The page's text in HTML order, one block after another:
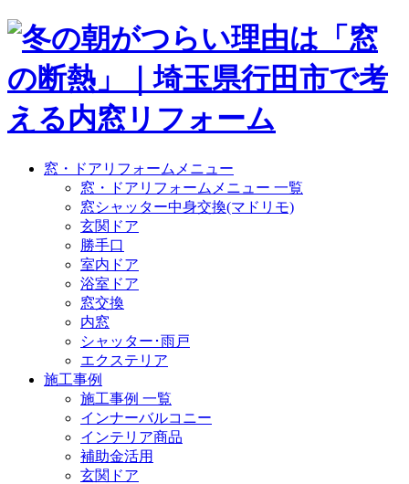
窓・ドアリフォームメニュー
窓・ドアリフォームメニュー 一覧
窓シャッター中身交換(マドリモ)
玄関ドア
勝手口
室内ドア
浴室ドア
窓交換
内窓
シャッター･雨戸
エクステリア
施工事例
施工事例 一覧
インナーバルコニー
インテリア商品
補助金活用
玄関ドア